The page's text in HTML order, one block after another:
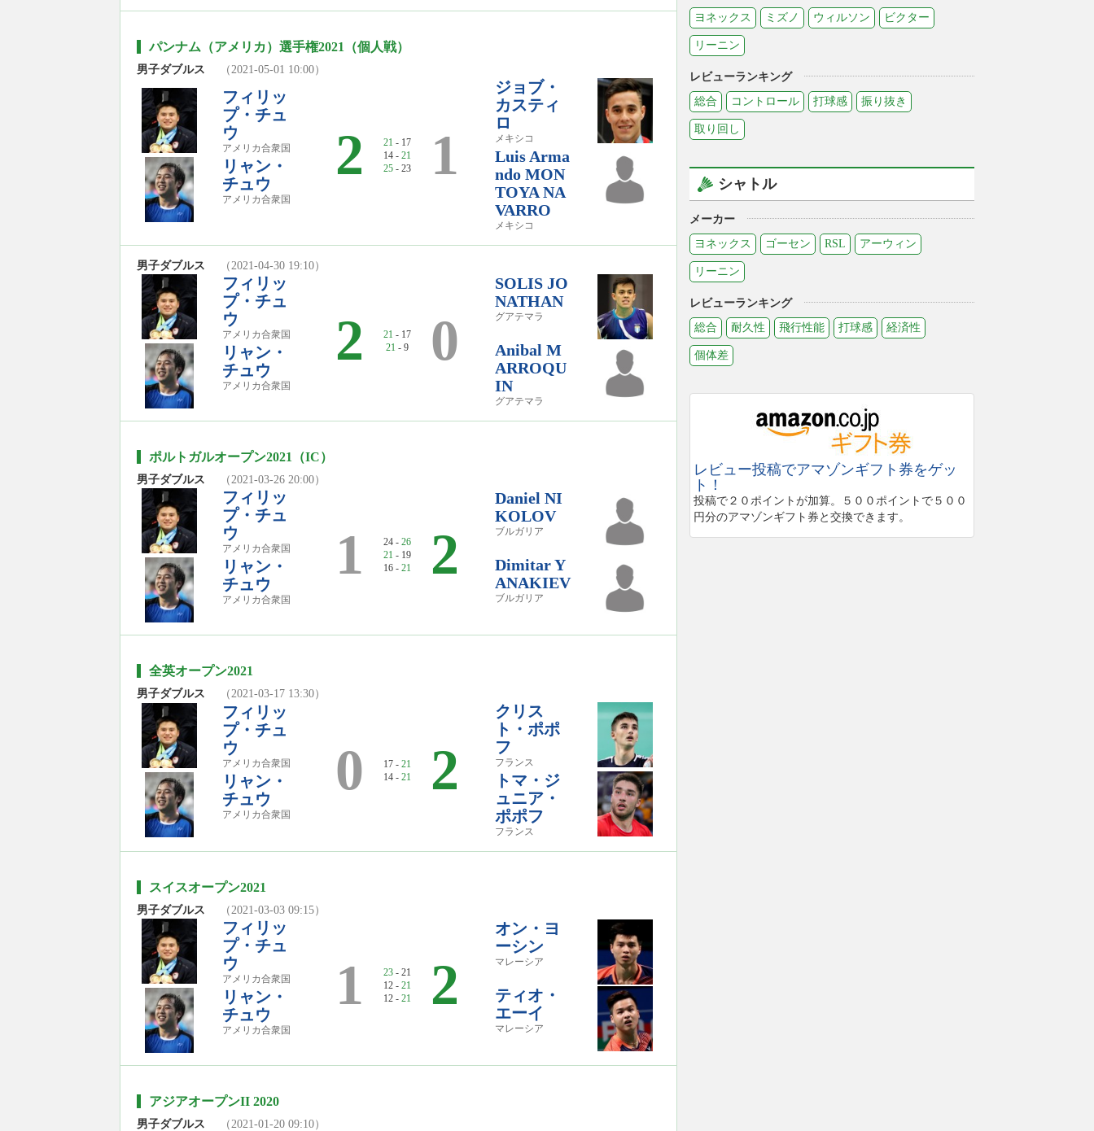
パンナム（アメリカ）選手権2021（個人戦）
男子ダブルス （2021-05-01 10:00）
フィリッ
プ・チュ
ウ
アメリカ合衆国
リャン・
チュウ
アメリカ合衆国
2 21 - 17
14 - 21
25 - 23 1
ジョブ・
カスティ
ロ
メキシコ
Luis Arma
ndo MON
TOYA NA
VARRO
メキシコ
男子ダブルス （2021-04-30 19:10）
フィリッ
プ・チュ
ウ
アメリカ合衆国
リャン・
チュウ
アメリカ合衆国
2 21 - 17
21 - 9 0
SOLIS JO
NATHAN
グアテマラ
Anibal M
ARROQU
IN
グアテマラ
ポルトガルオープン2021（IC）
男子ダブルス （2021-03-26 20:00）
フィリッ
プ・チュ
ウ
アメリカ合衆国
リャン・
チュウ
アメリカ合衆国
1 24 - 26
21 - 19
16 - 21 2
Daniel NI
KOLOV
ブルガリア
Dimitar Y
ANAKIEV
ブルガリア
全英オープン2021
男子ダブルス （2021-03-17 13:30）
フィリッ
プ・チュ
ウ
アメリカ合衆国
リャン・
チュウ
アメリカ合衆国
0 17 - 21
14 - 21 2
クリス
ト・ポポ
フ
フランス
トマ・ジ
ュニア・
ポポフ
フランス
スイスオープン2021
男子ダブルス （2021-03-03 09:15）
フィリッ
プ・チュ
ウ
アメリカ合衆国
リャン・
チュウ
アメリカ合衆国
1 23 - 21
12 - 21
12 - 21 2
オン・ヨ
ーシン
マレーシア
ティオ・
エーイ
マレーシア
アジアオープンII 2020
男子ダブルス （2021-01-20 09:10）
ヨネックス
ミズノ ウィルソン ビクター
リーニン
レビューランキング
総合
コントロール 打球感 振り抜き
取り回し
シャトル
メーカー
ヨネックス
ゴーセン RSL アーウィン
リーニン
レビューランキング
総合
耐久性 飛行性能 打球感 経済性
個体差
レビュー投稿でアマゾンギフト券をゲッ
ト！
投稿で２０ポイントが加算。５００ポイントで５００
円分のアマゾンギフト券と交換できます。